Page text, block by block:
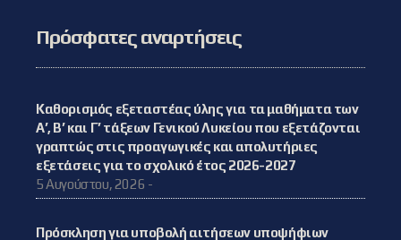
Πρόσφατες αναρτήσεις
Καθορισμός εξεταστέας ύλης για τα μαθήματα των
Α’, Β’ και Γ’ τάξεων Γενικού Λυκείου που εξετάζονται
γραπτώς στις προαγωγικές και απολυτήριες
εξετάσεις για το σχολικό έτος 2026-2027
5 Αυγούστου, 2026 -
Πρόσκληση για υποβολή αιτήσεων υποψήφιων